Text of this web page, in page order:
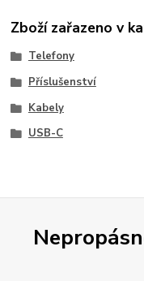
Zboží zařazeno v
Telefony
Příslušenství
Kabely
USB-C